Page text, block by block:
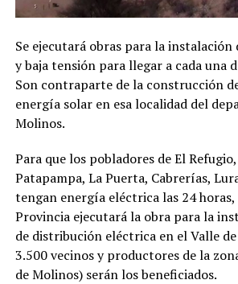
Se ejecutará obras para la instalación
y baja tensión para llegar a cada una
Son contraparte de la construcción
energía solar en esa localidad del
Molinos.
Para que los pobladores de El
Patapampa, La Puerta, Cabrerías,
tengan energía eléctrica las 24
Provincia ejecutará la obra para la
de distribución eléctrica en el Valle de
3.500 vecinos y productores de la
de Molinos) serán los beneficiados.